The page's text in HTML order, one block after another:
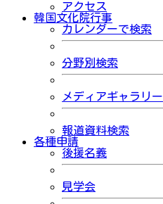
アクセス
韓国文化院行事
カレンダーで検索
分野別検索
メディアギャラリー
報道資料検索
各種申請
後援名義
見学会